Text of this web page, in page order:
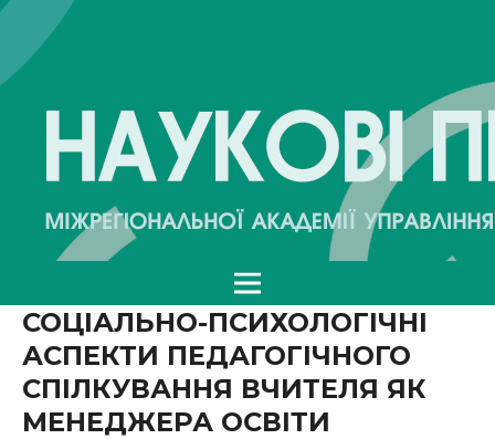
СОЦІАЛЬНО-ПСИХОЛОГІЧНІ
АСПЕКТИ ПЕДАГОГІЧНОГО
СПІЛКУВАННЯ ВЧИТЕЛЯ ЯК
МЕНЕДЖЕРА ОСВІТИ